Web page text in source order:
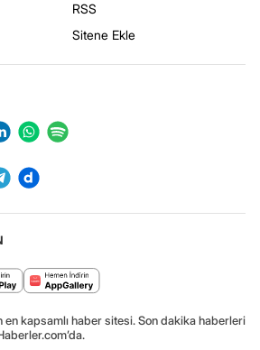
RSS
Sitene Ekle
en kapsamlı haber sitesi. Son dakika haberleri